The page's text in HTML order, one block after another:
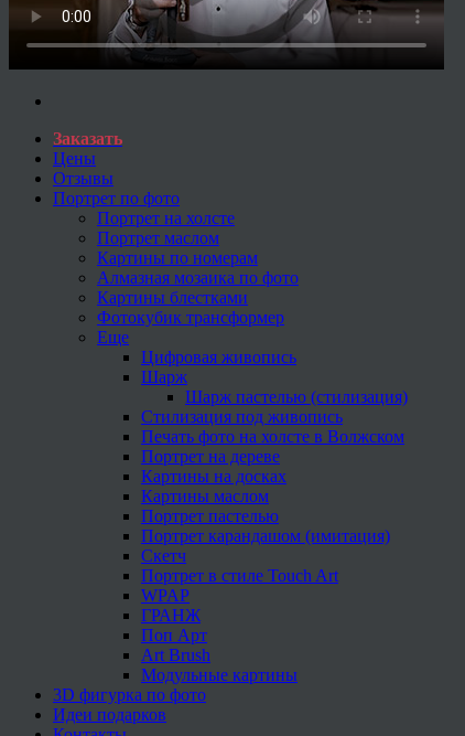
Заказать
Цены
Отзывы
Портрет по фото
Портрет на холсте
Портрет маслом
Картины по номерам
Алмазная мозаика по фото
Картины блестками
Фотокубик трансформер
Еще
Цифровая живопись
Шарж
Шарж пастелью (стилизация)
Стилизация под живопись
Печать фото на холсте в Волжском
Портрет на дереве
Картины на досках
Картины маслом
Портрет пастелью
Портрет карандашом (имитация)
Скетч
Портрет в стиле Touch Art
WPAP
ГРАНЖ
Поп Арт
Art Brush
Модульные картины
3D фигурка по фото
Идеи подарков